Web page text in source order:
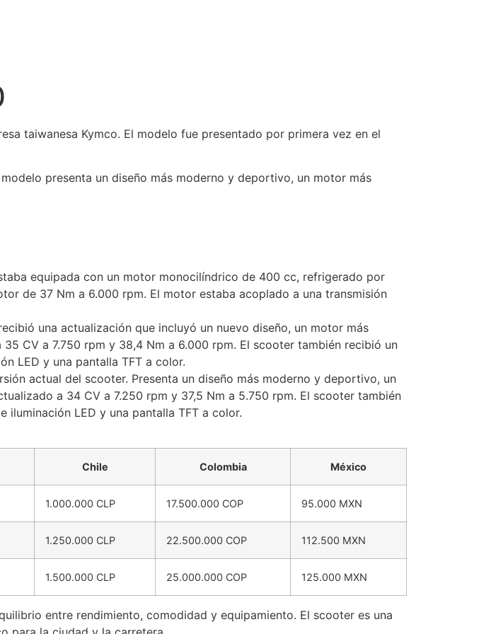
taiwanesa Kymco. El modelo fue presentado por primera vez en el
presenta un diseño más moderno y deportivo, un motor más
equipada con un motor monocilíndrico de 400 cc, refrigerado por
de 37 Nm a 6.000 rpm. El motor estaba acoplado a una transmisión
una actualización que incluyó un nuevo diseño, un motor más
CV a 7.750 rpm y 38,4 Nm a 6.000 rpm. El scooter también recibió un
LED y una pantalla TFT a color.
actual del scooter. Presenta un diseño más moderno y deportivo, un
a 34 CV a 7.250 rpm y 37,5 Nm a 5.750 rpm. El scooter también
iluminación LED y una pantalla TFT a color.
Chile Colombia México
1.000.000 CLP 17.500.000 COP 95.000 MXN
1.250.000 CLP 22.500.000 COP 112.500 MXN
1.500.000 CLP 25.000.000 COP 125.000 MXN
entre rendimiento, comodidad y equipamiento. El scooter es una